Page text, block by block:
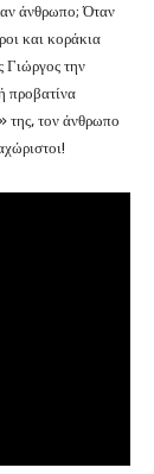
άνθρωπο; Όταν
και κοράκια
Γιώργος την
προβατίνα
της, τον άνθρωπο